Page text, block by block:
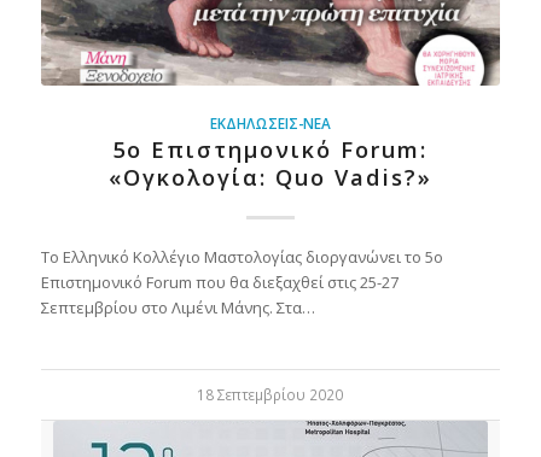
ΕΚΔΗΛΏΣΕΙΣ-ΝΈΑ
5ο Επιστημονικό Forum:
«Ογκολογία: Quo Vadis?»
Το Ελληνικό Κολλέγιο Μαστολογίας διοργανώνει το 5ο
Επιστημονικό Forum που θα διεξαχθεί στις 25-27
Σεπτεμβρίου στο Λιμένι Μάνης. Στα…
18 Σεπτεμβρίου 2020